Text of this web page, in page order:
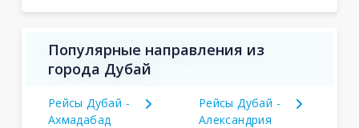
Популярные направления из
города Дубай
Рейсы Дубай -
Ахмадабад
Рейсы Дубай -
Александрия